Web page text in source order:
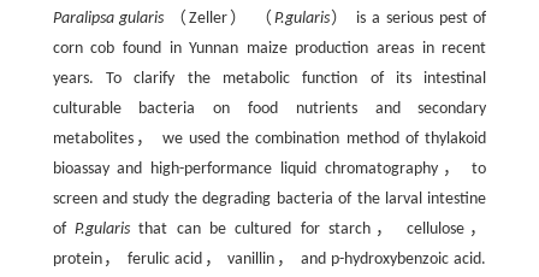
Paralipsa gularis （Zeller） （ P.gularis） is a serious pest of
corn cob found in Yunnan maize production areas in recent
years. To clarify the metabolic function of its intestinal
culturable bacteria on food nutrients and secondary
metabolites， we used the combination method of thylakoid
bioassay and high-performance liquid chromatography， to
screen and study the degrading bacteria of the larval intestine
of P.gularisthat can be cultured for starch， cellulose，
protein， ferulic acid， vanillin， and p-hydroxybenzoic acid.